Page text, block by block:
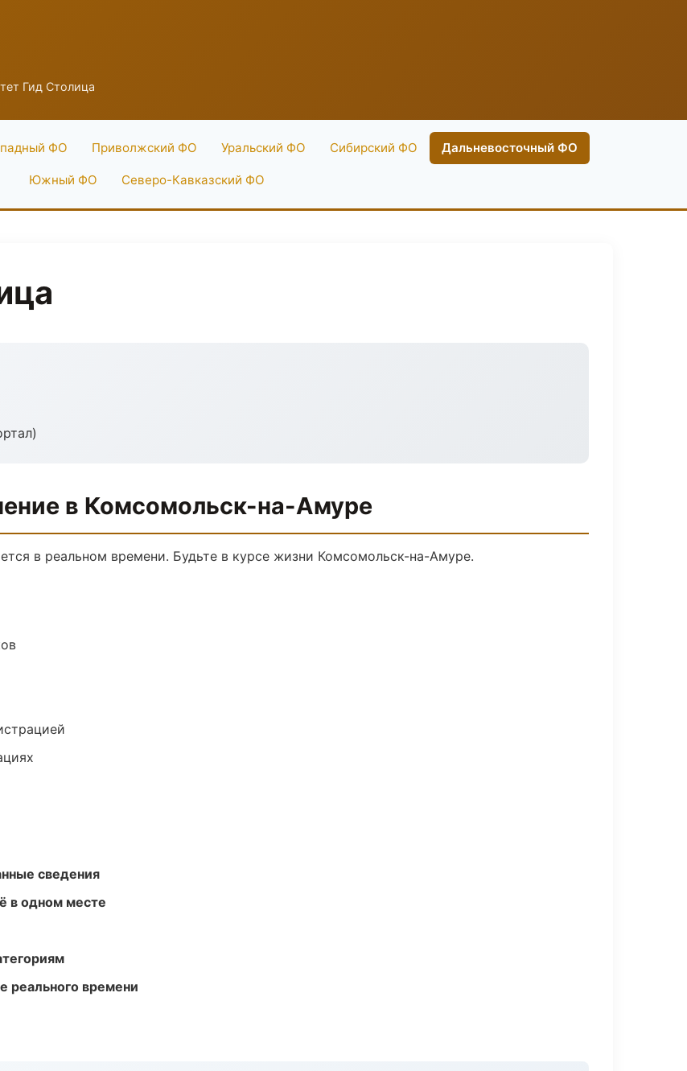
Гид Столица
ФО Приволжский ФО Уральский ФО Сибирский ФО Дальневосточный ФО
Южный ФО Северо-Кавказский ФО
в Комсомольск-на-Амуре
в реальном времени. Будьте в курсе жизни Комсомольск-на-Амуре.
сведения
в одном месте
реального времени